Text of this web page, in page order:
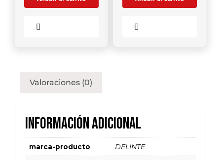
Valoraciones (0)
Información adicional
marca-producto DELINTE